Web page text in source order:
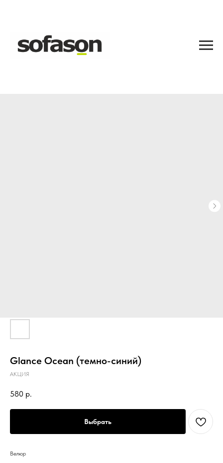
Glance Ocean (темно-синий)
АКЦИЯ
580 р.
Выбрать
Велюр